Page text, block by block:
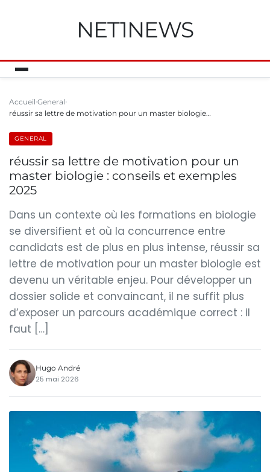
NET1NEWS
Accueil General
réussir sa lettre de motivation pour un master biologie…
GENERAL
réussir sa lettre de motivation pour un
master biologie : conseils et exemples
2025
Dans un contexte où les formations en biologie
se diversifient et où la concurrence entre
candidats est de plus en plus intense, réussir sa
lettre de motivation pour un master biologie est
devenu un véritable enjeu. Pour développer un
dossier solide et convaincant, il ne suffit plus
d’exposer un parcours académique correct : il
faut […]
Hugo André
25 mai 2026